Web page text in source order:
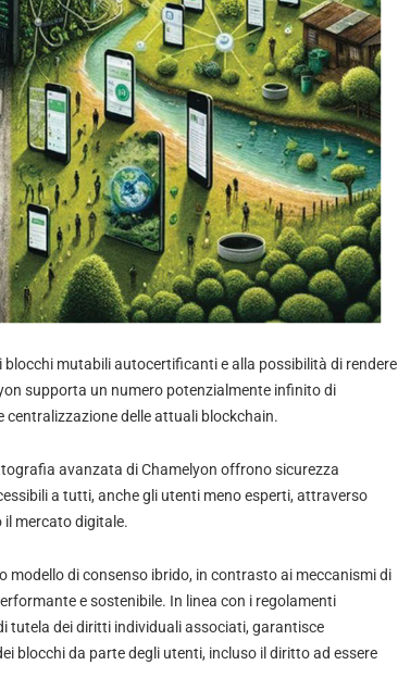
blocchi mutabili autocertificanti e alla possibilità di rendere
supporta un numero potenzialmente infinito di
centralizzazione delle attuali blockchain.
avanzata di Chamelyon offrono sicurezza
a tutti, anche gli utenti meno esperti, attraverso
mercato digitale.
di consenso ibrido, in contrasto ai meccanismi di
e sostenibile. In linea con i regolamenti
tutela dei diritti individuali associati, garantisce
blocchi da parte degli utenti, incluso il diritto ad essere